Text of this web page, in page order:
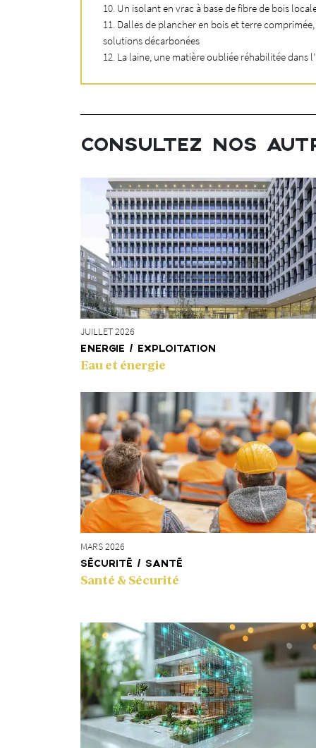
Un isolant en vrac à base de fibre de bois
Dalles de plancher en bois et terre
solutions décarbonées
La laine, une matière oubliée réhabilitée dans
CONSULTEZ NOS
JUILLET 2026
ENERGIE / EXPLOITATION
Eau et énergie
MARS 2026
SÉCURITÉ / SANTÉ
Santé & Sécurité